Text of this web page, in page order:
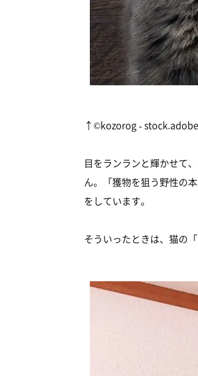
↑©kozorog -
目をランランと輝かせて
ん。「獲物を狙う野性の
をしています。
そういったときは、猫の